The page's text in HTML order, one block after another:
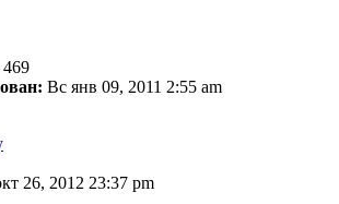
469
Вс янв 09, 2011 2:55 am
26, 2012 23:37 pm